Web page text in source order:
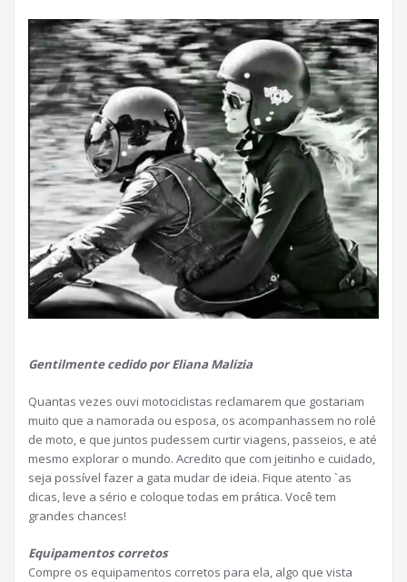
Gentilmente cedido por Eliana Malizia
Quantas vezes ouvi motociclistas reclamarem que gostariam
muito que a namorada ou esposa, os acompanhassem no rolé
de moto, e que juntos pudessem curtir viagens, passeios, e até
mesmo explorar o mundo. Acredito que com jeitinho e cuidado,
seja possível fazer a gata mudar de ideia. Fique atento `as
dicas, leve a sério e coloque todas em prática. Você tem
grandes chances!
Equipamentos corretos
Compre os equipamentos corretos para ela, algo que vista